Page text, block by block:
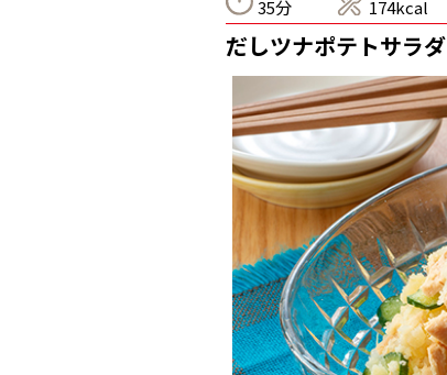
つゆ
カテゴリー別
削りぶし かつおパック
レシピ特設サイト
ヤマキかつお節の削り方
企業情報
35分 174kcal
だしツナポテトサラダ